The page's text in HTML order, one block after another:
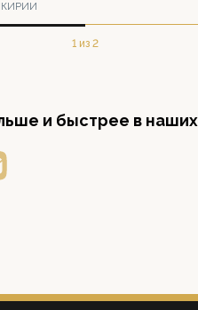
1 из 2
и быстрее в наших